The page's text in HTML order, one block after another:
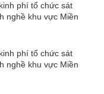
phí tổ chức sát
nghề khu vực Miền
phí tổ chức sát
nghề khu vực Miền